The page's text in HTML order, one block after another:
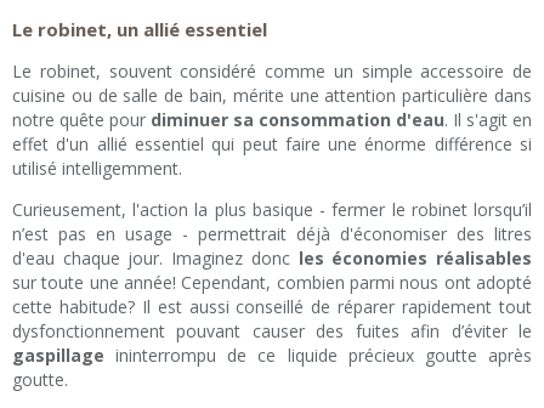
Le robinet, un allié essentiel
Le robinet, souvent considéré comme un simple accessoire de
cuisine ou de salle de bain, mérite une attention particulière dans
notre quête pour diminuer sa consommation d'eau. Il s'agit en
effet d'un allié essentiel qui peut faire une énorme différence si
utilisé intelligemment.
Curieusement, l'action la plus basique - fermer le robinet lorsqu’il
n’est pas en usage - permettrait déjà d'économiser des litres
d'eau chaque jour. Imaginez donc les économies réalisables
sur toute une année! Cependant, combien parmi nous ont adopté
cette habitude? Il est aussi conseillé de réparer rapidement tout
dysfonctionnement pouvant causer des fuites afin d’éviter le
gaspillage ininterrompu de ce liquide précieux goutte après
goutte.